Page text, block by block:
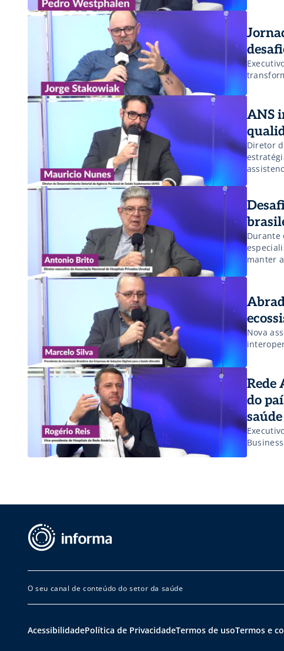
ANS
Diretor
Durante
manter
Nova
Rede
do
saúde
O seu canal de conteúdo do setor da saúde
AcessibilidadePolítica de PrivacidadeTermos de usoTermos e